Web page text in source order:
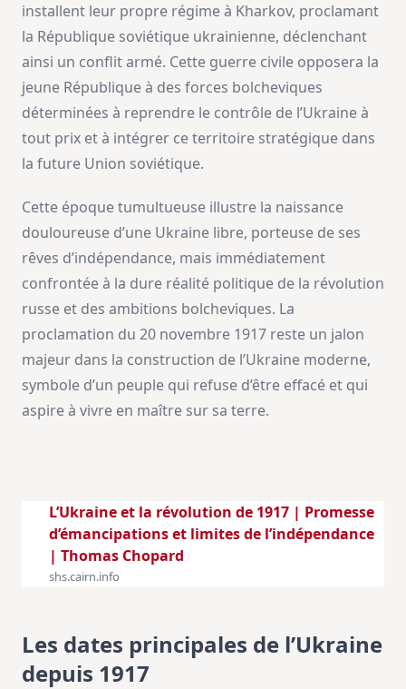
installent leur propre régime à Kharkov, proclamant
la République soviétique ukrainienne, déclenchant
ainsi un conflit armé. Cette guerre civile opposera la
jeune République à des forces bolcheviques
déterminées à reprendre le contrôle de l’Ukraine à
tout prix et à intégrer ce territoire stratégique dans
la future Union soviétique.
Cette époque tumultueuse illustre la naissance
douloureuse d’une Ukraine libre, porteuse de ses
rêves d’indépendance, mais immédiatement
confrontée à la dure réalité politique de la révolution
russe et des ambitions bolcheviques. La
proclamation du 20 novembre 1917 reste un jalon
majeur dans la construction de l’Ukraine moderne,
symbole d’un peuple qui refuse d’être effacé et qui
aspire à vivre en maître sur sa terre.
L’Ukraine et la révolution de 1917 | Promesse
d’émancipations et limites de l’indépendance
| Thomas Chopard
shs.cairn.info
Les dates principales de l’Ukraine
depuis 1917